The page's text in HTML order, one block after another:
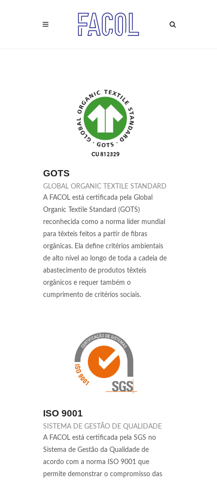
GOTS
GLOBAL ORGANIC TEXTILE STANDARD
A FACOL está certificada pela Global
Organic Textile Standard (GOTS)
reconhecida como a norma líder mundial
para têxteis feitos a partir de fibras
orgânicas. Ela define critérios ambientais
de alto nível ao longo de toda a cadeia de
abastecimento de produtos têxteis
orgânicos e requer também o
cumprimento de critérios sociais.
ISO 9001
SISTEMA DE GESTÃO DE QUALIDADE
A FACOL está certificada pela SGS no
Sistema de Gestão da Qualidade de
acordo com a norma ISO 9001 que
permite demonstrar o compromisso das